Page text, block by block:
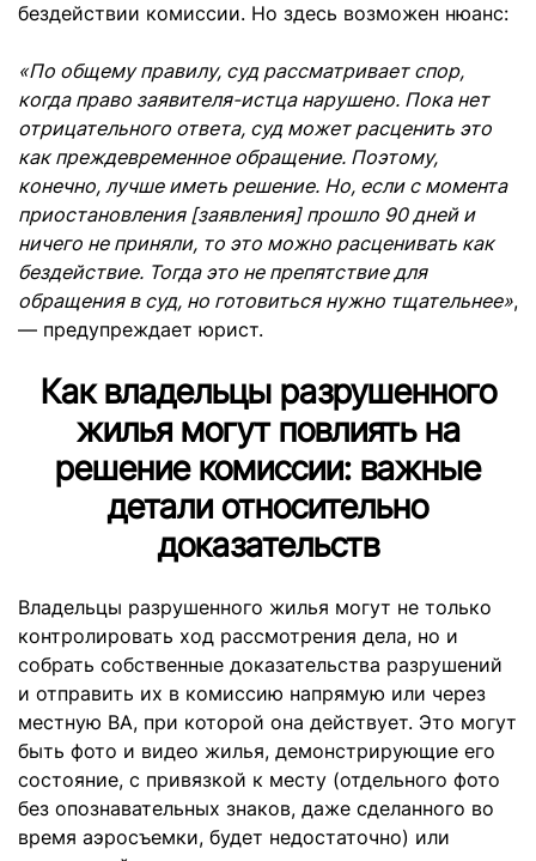
бездействии комиссии. Но здесь возможен нюанс:
«По общему правилу, суд рассматривает спор,
когда право заявителя-истца нарушено. Пока нет
отрицательного ответа, суд может расценить это
как преждевременное обращение. Поэтому,
конечно, лучше иметь решение. Но, если с момента
приостановления [заявления] прошло 90 дней и
ничего не приняли, то это можно расценивать как
бездействие. Тогда это не препятствие для
обращения в суд, но готовиться нужно тщательнее»,
— предупреждает юрист.
Как владельцы разрушенного
жилья могут повлиять на
решение комиссии: важные
детали относительно
доказательств
Владельцы разрушенного жилья могут не только
контролировать ход рассмотрения дела, но и
собрать собственные доказательства разрушений
и отправить их в комиссию напрямую или через
местную ВА, при которой она действует. Это могут
быть фото и видео жилья, демонстрирующие его
состояние, с привязкой к месту (отдельного фото
без опознавательных знаков, даже сделанного во
время аэросъемки, будет недостаточно) или